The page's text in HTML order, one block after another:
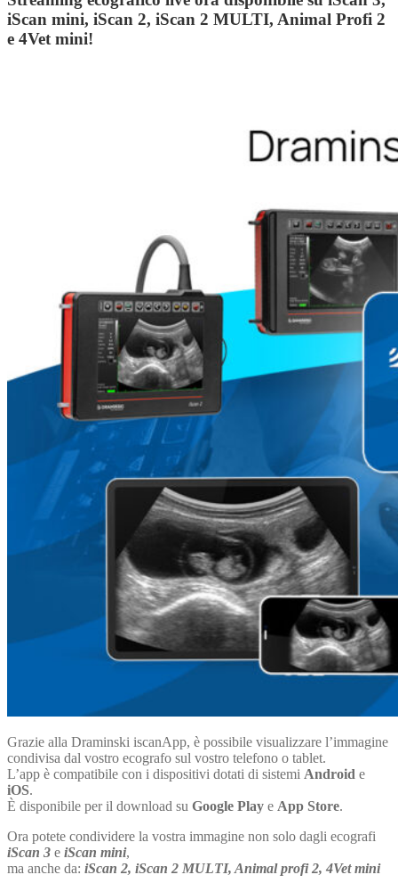
iScan mini, iScan 2, iScan 2 MULTI, Animal Profi 2
e 4Vet mini!
Grazie alla Draminski iscanApp, è possibile visualizzare l’immagine
condivisa dal vostro ecografo sul vostro telefono o tablet.
L’app è compatibile con i dispositivi dotati di sistemi Android e
iOS.
È disponibile per il download su Google Play e App Store.
Ora potete condividere la vostra immagine non solo dagli ecografi
iScan 3 e iScan mini,
ma anche da: iScan 2, iScan 2 MULTI, Animal profi 2, 4Vet mini